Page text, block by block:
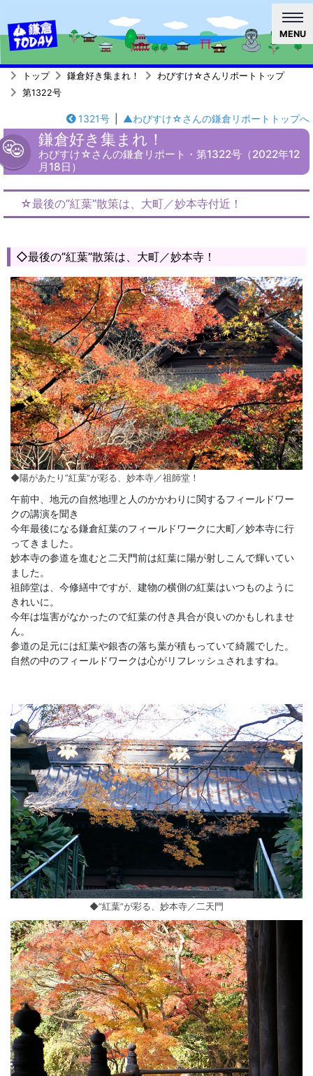
MENU
トップ 鎌倉好き集まれ！
わびすけ☆さんリポートトップ
第1322号
1321号 ▲わびすけ☆さんの鎌倉リポートトップへ
鎌倉好き集まれ！
わびすけ☆さんの鎌倉リポート・第1322号（2022年12
月18日）
☆最後の”紅葉”散策は、大町／妙本寺付近！
◇最後の”紅葉”散策は、大町／妙本寺！
◆陽があたり”紅葉”が彩る、妙本寺／祖師堂！
午前中、地元の自然地理と人のかかわりに関するフィールドワー
クの講演を聞き
今年最後になる鎌倉紅葉のフィールドワークに大町／妙本寺に行
ってきました。
妙本寺の参道を進むと二天門前は紅葉に陽が射しこんで輝いてい
ました。
祖師堂は、今修繕中ですが、建物の横側の紅葉はいつものように
きれいに。
今年は塩害がなかったので紅葉の付き具合が良いのかもしれませ
ん。
参道の足元には紅葉や銀杏の落ち葉が積もっていて綺麗でした。
自然の中のフィールドワークは心がリフレッシュされますね。
◆”紅葉”が彩る、妙本寺／二天門